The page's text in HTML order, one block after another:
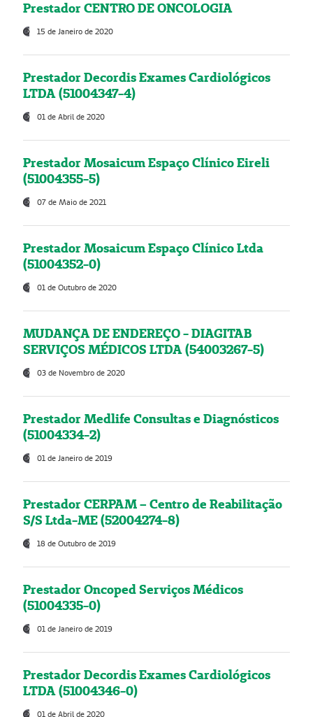
Prestador CENTRO DE ONCOLOGIA
15 de Janeiro de 2020
Prestador Decordis Exames Cardiológicos
LTDA (51004347-4)
01 de Abril de 2020
Prestador Mosaicum Espaço Clínico Eireli
(51004355-5)
07 de Maio de 2021
Prestador Mosaicum Espaço Clínico Ltda
(51004352-0)
01 de Outubro de 2020
MUDANÇA DE ENDEREÇO - DIAGITAB
SERVIÇOS MÉDICOS LTDA (54003267-5)
03 de Novembro de 2020
Prestador Medlife Consultas e Diagnósticos
(51004334-2)
01 de Janeiro de 2019
Prestador CERPAM – Centro de Reabilitação
S/S Ltda-ME (52004274-8)
18 de Outubro de 2019
Prestador Oncoped Serviços Médicos
(51004335-0)
01 de Janeiro de 2019
Prestador Decordis Exames Cardiológicos
LTDA (51004346-0)
01 de Abril de 2020